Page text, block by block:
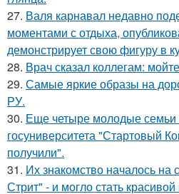
27. Валя карнавал недавно
моментами с отдыха,
демонстрирует свою фигуру в
28. Врач сказал коллегам:
29. Самые яркие образы на
РУ.
30. Еще четыре молодые семьи
госуниверситета "Стартовый
получили".
31. Их знакомство началось на
Стрит" - и могло стать